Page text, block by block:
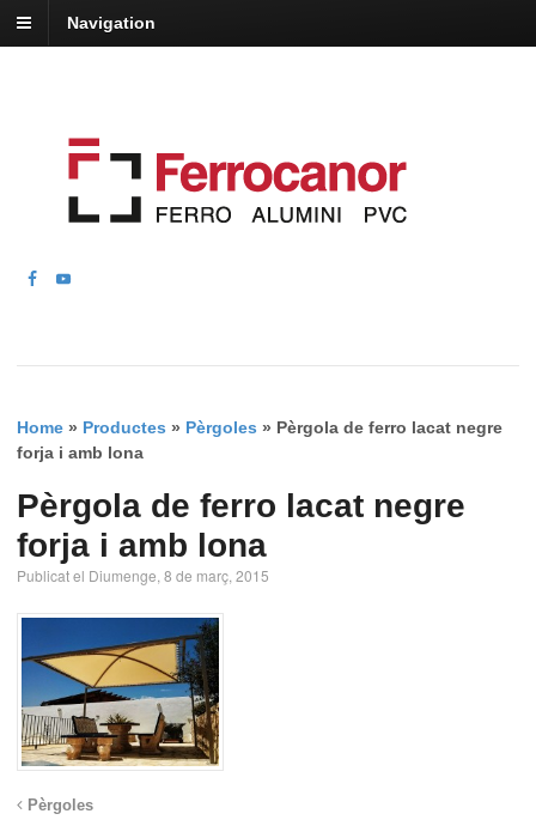
Navigation
Home » Productes » Pèrgoles » Pèrgola de ferro lacat negre
forja i amb lona
Pèrgola de ferro lacat negre
forja i amb lona
Publicat el Diumenge, 8 de març, 2015
Pèrgoles